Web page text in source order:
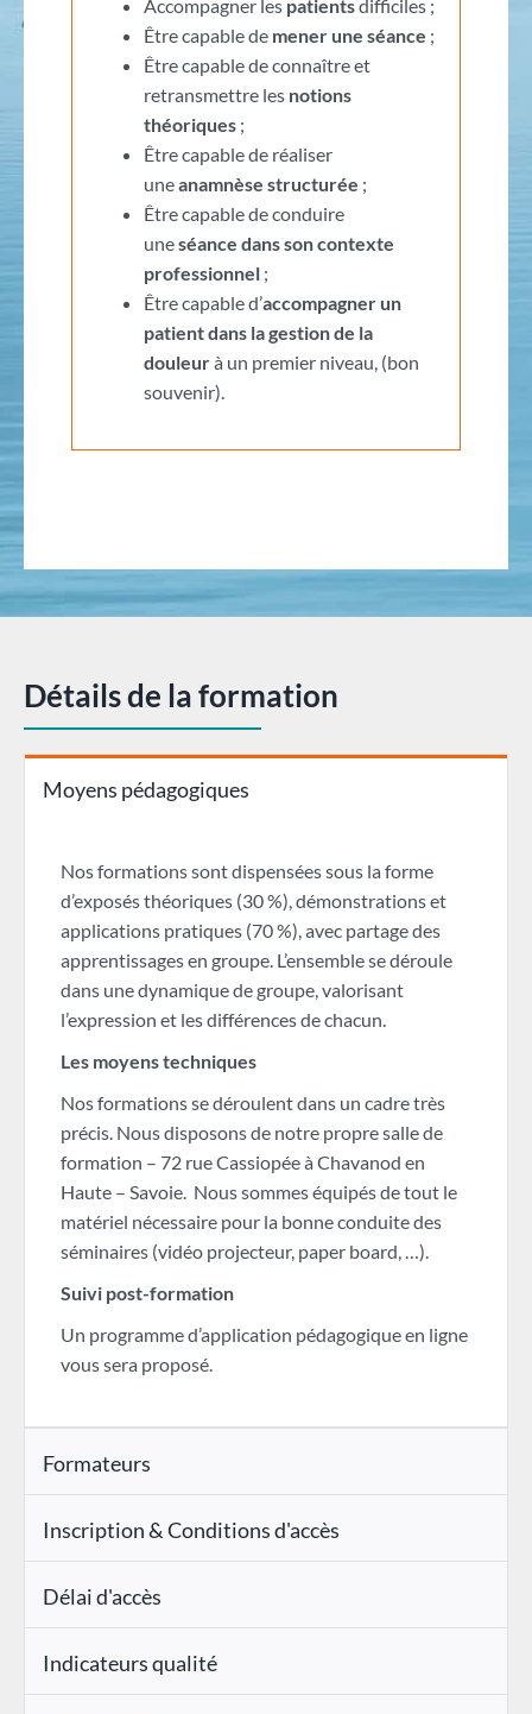
Accompagner les patientsdifficiles ;
Être capable de mener une séance ;
Être capable de connaître et
retransmettre les notions
théoriques;
Être capable de réaliser
uneanamnèse structurée ;
Être capable de conduire
uneséance dans son contexte
professionnel;
Être capable d’accompagner un
patient dans la gestion de la
douleurà un premier niveau, (bon
souvenir).
Détails de la formation
Moyens pédagogiques
Nos formations sont dispensées sous la forme
d’exposés théoriques (30 %), démonstrations et
applications pratiques (70 %), avec partage des
apprentissages en groupe. L’ensemble se déroule
dans une dynamique de groupe, valorisant
l’expression et les différences de chacun.
Les moyens techniques
Nos formations se déroulent dans un cadre très
précis. Nous disposons de notre propre salle de
formation – 72 rue Cassiopée à Chavanod en
Haute – Savoie. Nous sommes équipés de tout le
matériel nécessaire pour la bonne conduite des
séminaires (vidéo projecteur, paper board, …).
Suivi post-formation
Un programme d’application pédagogique en ligne
vous sera proposé.
Formateurs
Inscription & Conditions d'accès
Délai d'accès
Indicateurs qualité